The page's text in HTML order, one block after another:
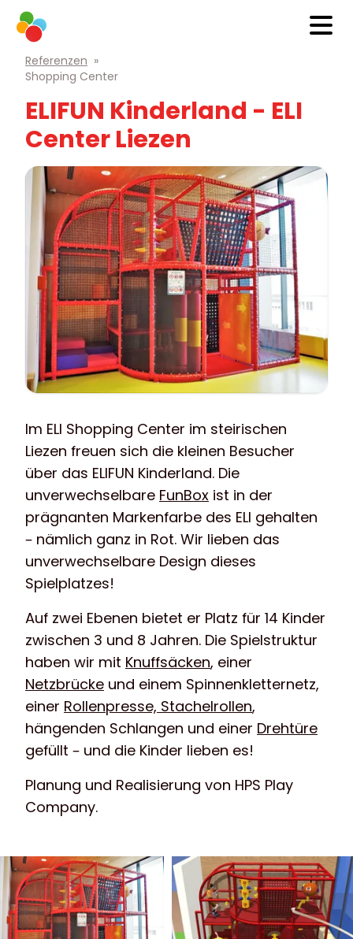
Referenzen »
Shopping Center
ELIFUN Kinderland - ELI
Center Liezen
Im ELI Shopping Center im steirischen
Liezen freuen sich die kleinen Besucher
über das ELIFUN Kinderland. Die
unverwechselbare FunBox ist in der
prägnanten Markenfarbe des ELI gehalten
– nämlich ganz in Rot. Wir lieben das
unverwechselbare Design dieses
Spielplatzes!
Auf zwei Ebenen bietet er Platz für 14 Kinder
zwischen 3 und 8 Jahren. Die Spielstruktur
haben wir mit Knuffsäcken, einer
Netzbrücke und einem Spinnenkletternetz,
einer Rollenpresse, Stachelrollen,
hängenden Schlangen und einer Drehtüre
gefüllt – und die Kinder lieben es!
Planung und Realisierung von HPS Play
Company.